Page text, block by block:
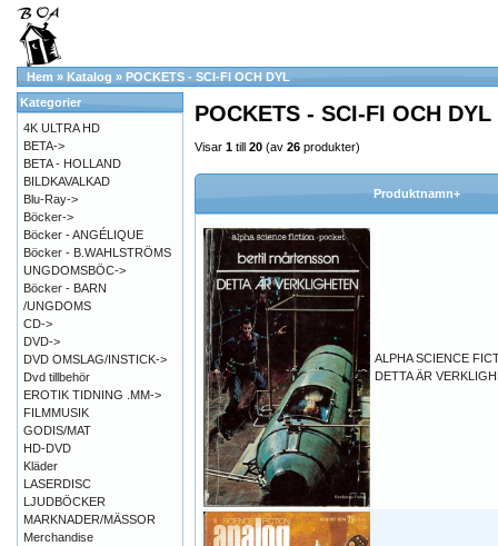
Hem » Katalog » POCKETS - SCI-FI OCH DYL
POCKETS - SCI-FI OCH DYL
Visar 1 till 20 (av 26 produkter)
Produktnamn+
ALPHA SCIENCE
DETTA ÄR
Kategorier
4K ULTRA HD
BETA->
BETA - HOLLAND
BILDKAVALKAD
Blu-Ray->
Böcker->
Böcker - ANGÉLIQUE
Böcker - B.WAHLSTRÖMS
UNGDOMSBÖC->
Böcker - BARN
/UNGDOMS
CD->
DVD->
DVD OMSLAG/INSTICK->
Dvd tillbehör
EROTIK TIDNING .MM->
FILMMUSIK
GODIS/MAT
HD-DVD
Kläder
LASERDISC
LJUDBÖCKER
MARKNADER/MÄSSOR
Merchandise